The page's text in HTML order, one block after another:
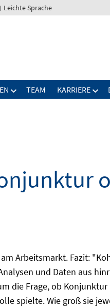
Leichte Sprache
TEAM KARRIERE
Arbeitsmarkt. Fazit:
und Daten aus
die Frage, ob
spielte. Wie groß sie